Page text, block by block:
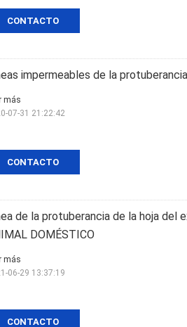
CONTACTO
impermeables de la
CONTACTO
más
07-31 21:22:42
de la protuberancia de la hoja del
DOMÉSTICO
CONTACTO
más
06-29 13:37:19